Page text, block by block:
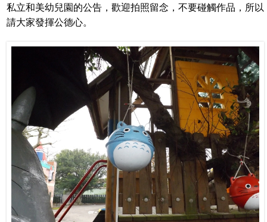
私立和美幼兒園的公告，歡迎拍照留念，不要碰觸作品，所以
請大家發揮公德心。